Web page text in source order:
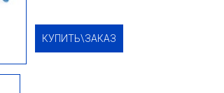
КУПИТЬ\ЗАКАЗ